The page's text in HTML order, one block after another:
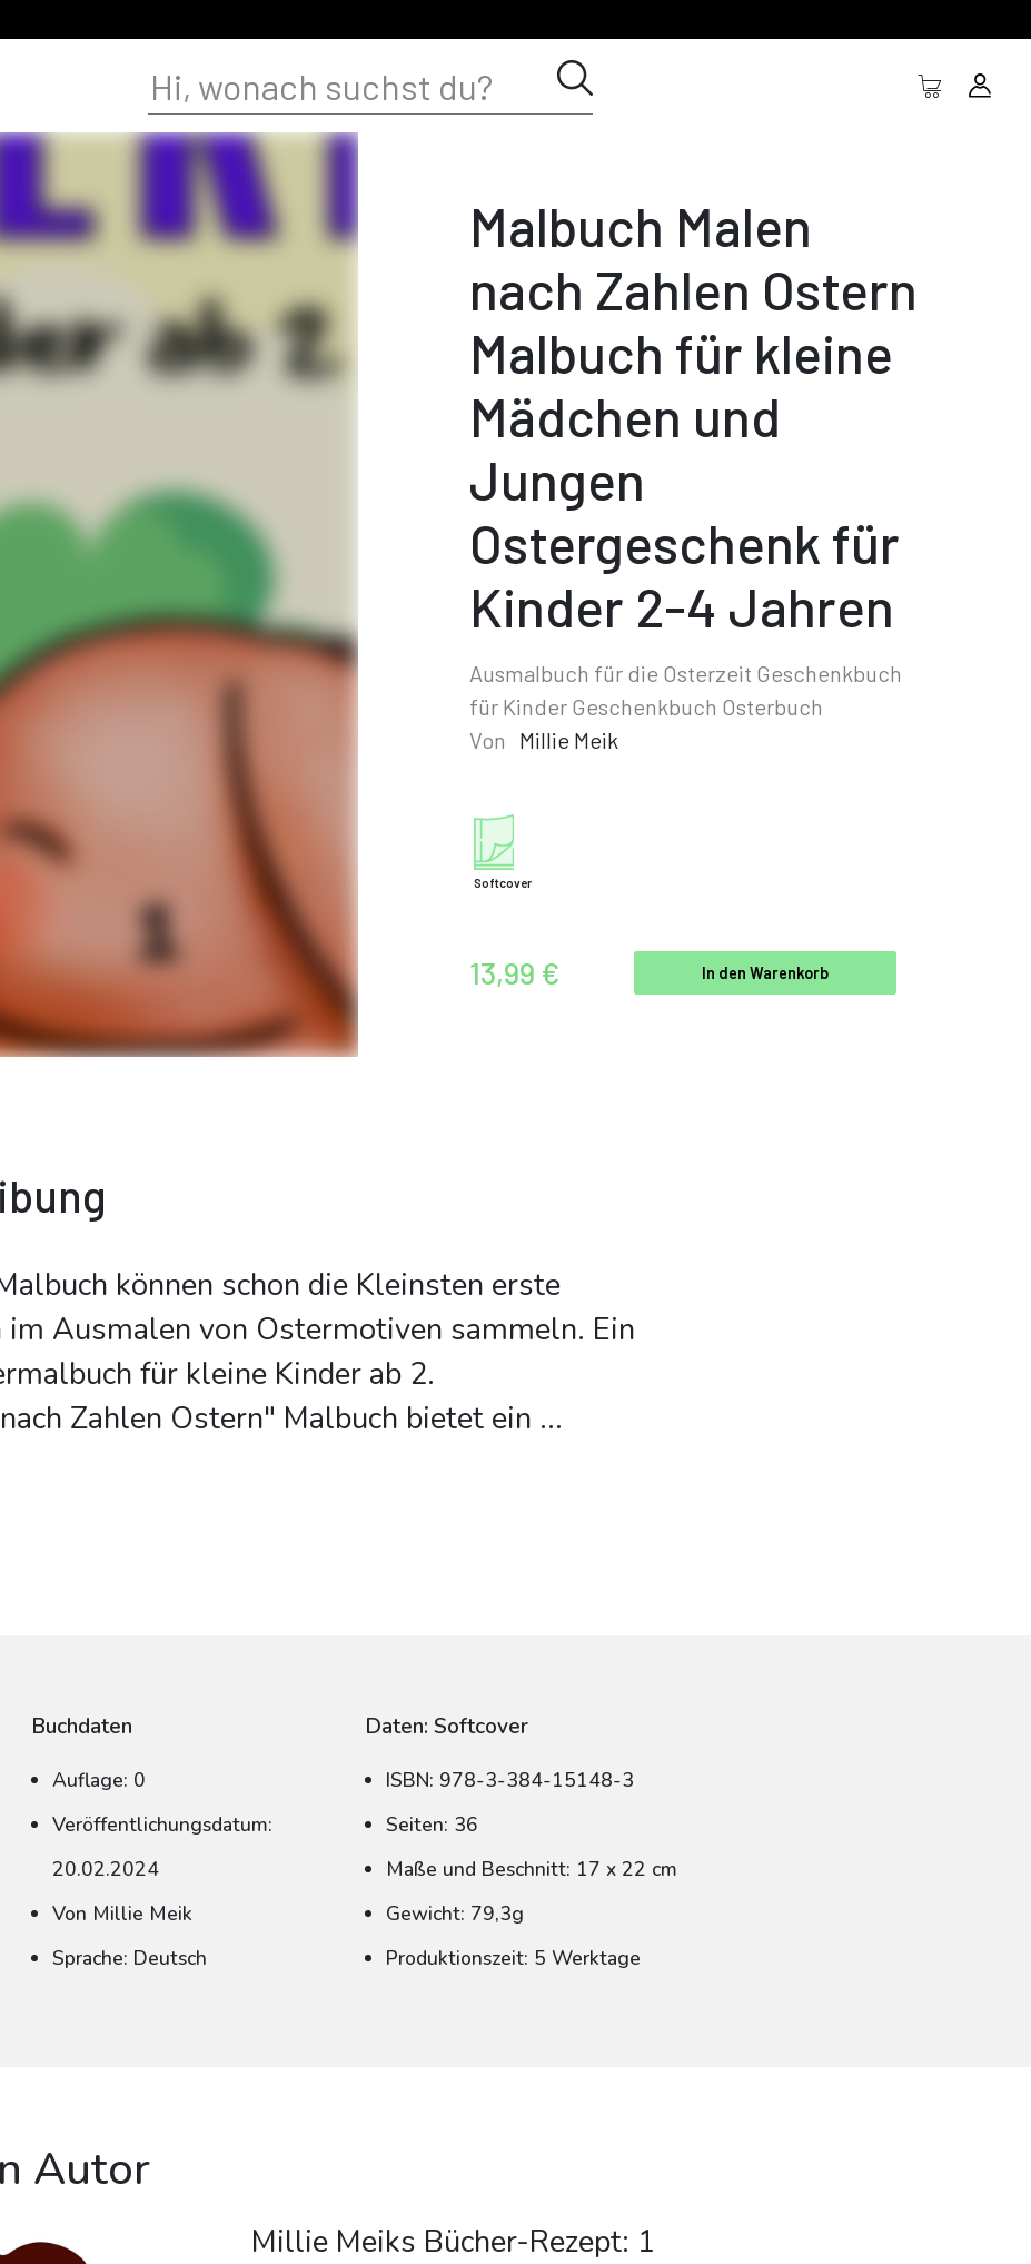
Malbuch Malen
nach Zahlen Ostern
Malbuch für kleine
Mädchen und
Jungen
Ostergeschenk für
Kinder 2-4 Jahren
Ausmalbuch für die Osterzeit Geschenkbuch
für Kinder Geschenkbuch Osterbuch
Von
Millie Meik
Softcover
13,99 € In den Warenkorb
können schon die Kleinsten erste
im Ausmalen von Ostermotiven sammeln. Ein
für kleine Kinder ab 2.
Zahlen Ostern" Malbuch bietet ein ...
Buchdaten
Auflage: 0
Veröffentlichungsdatum:
20.02.2024
Von Millie Meik
Sprache: Deutsch
Daten: Softcover
ISBN: 978-3-384-15148-3
Seiten: 36
Maße und Beschnitt: 17 x 22 cm
Gewicht: 79,3g
Produktionszeit: 5 Werktage
Autor
Millie Meiks Bücher-Rezept: 1